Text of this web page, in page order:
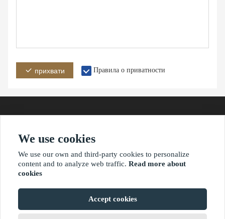
прихвати Правила о приватности
Адреса
?2021 ваимаониу.нет
We use cookies
We use our own and third-party cookies to personalize
content and to analyze web traffic. Read more about
cookies
Accept cookies